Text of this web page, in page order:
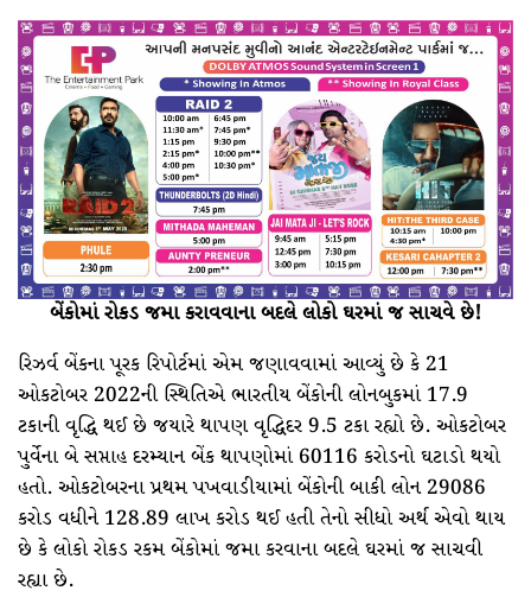
બેંકોમાં રોકડ જમા કરાવવાના બદલે લોકો ઘરમાં જ સાચવે છે!
રિઝર્વ બેંકના પૂરક રિપોર્ટમાં એમ જણાવવામાં આવ્યું છે કે 21
ઓકટોબર 2022ની સ્થિતિએ ભારતીય બેંકોની લોનબુકમાં 17.9
ટકાની વૃદ્ધિ થઈ છે જયારે થાપણ વૃદ્ધિદર 9.5 ટકા રહ્યો છે. ઓકટોબર
પુર્વેના બે સપ્તાહ દરમ્યાન બેંક થાપણોમાં 60116 કરોડનો ઘટાડો થયો
હતો. ઓકટોબરના પ્રથમ પખવાડીયામાં બેંકોની બાકી લોન 29086
કરોડ વધીને 128.89 લાખ કરોડ થઈ હતી તેનો સીધો અર્થ એવો થાય
છે કે લોકો રોકડ રકમ બેંકોમાં જમા કરવાના બદલે ઘરમાં જ સાચવી
રહ્યા છે.